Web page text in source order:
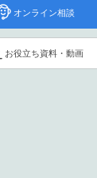
オンライン相談
お役立ち資料・動画